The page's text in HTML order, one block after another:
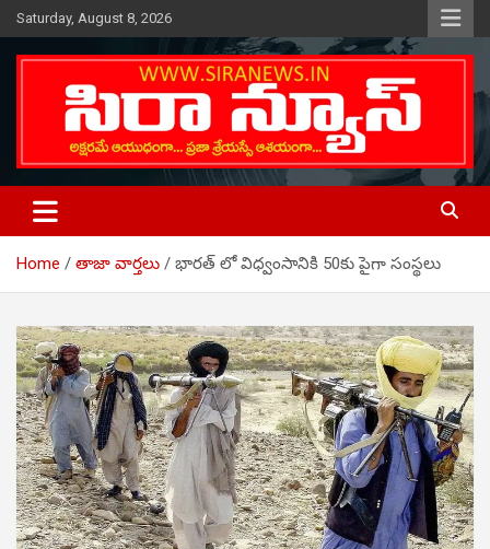
Skip
to
content
Saturday, August 8, 2026
SIRA NEWS
Telugu Online News Daily
Home తాజా వార్తలు భారత్ లో విధ్వంసానికి 50కు పైగా సంస్థలు